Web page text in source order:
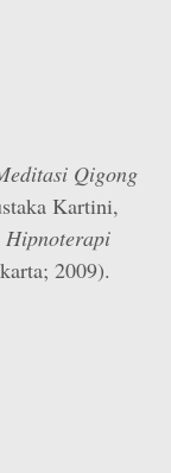
Qigong
Kartini,
2009).